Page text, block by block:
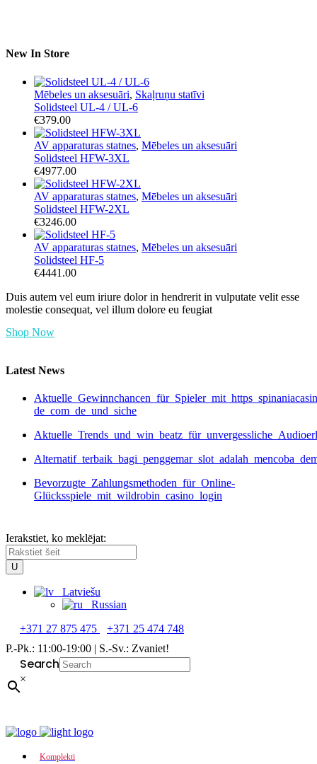
New In Store
Mēbeles un aksesuāri, Skaļruņu statīvi
Solidsteel UL-4 / UL-6
€379.00
AV apparaturas statnes, Mēbeles un aksesuāri
Solidsteel HFW-3XL
€4977.00
AV apparaturas statnes, Mēbeles un aksesuāri
Solidsteel HFW-2XL
€3246.00
AV apparaturas statnes, Mēbeles un aksesuāri
Solidsteel HF-5
€4441.00
Duis autem vel eum iriure dolor in hendrerit in vulputate velit esse
molestie consequat, vel illum dolore eu feugiat
Shop Now
Latest News
de_com_de_und_siche
Bevorzugte_Zahlungsmethoden_für_Online-
Glücksspiele_mit_wildrobin_casino_login
Ierakstiet, ko meklējat:
Latviešu
Russian
+371 27 875 475
+371 25 474 748
P.-Pk.: 11:00-19:00 | S.-Sv.: Zvaniet!
Search
×
Komplekti